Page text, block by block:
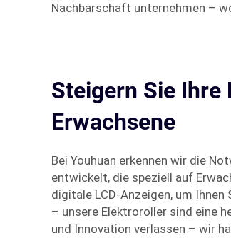
Nachbarschaft unternehmen –
Steigern Sie
Erwachsene
Bei Youhuan erkennen wir die
entwickelt, die speziell auf
digitale LCD-Anzeigen, um
– unsere Elektroroller sind eine
und Innovation verlassen – wir